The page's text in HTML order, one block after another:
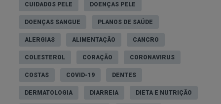
CUIDADOS PELE DOENÇAS PELE
DOENÇAS SANGUE PLANOS DE SAÚDE
ALERGIAS ALIMENTAÇÃO CANCRO
COLESTEROL CORAÇÃO CORONAVIRUS
COSTAS COVID-19 DENTES
DERMATOLOGIA DIARREIA DIETA E NUTRIÇÃO